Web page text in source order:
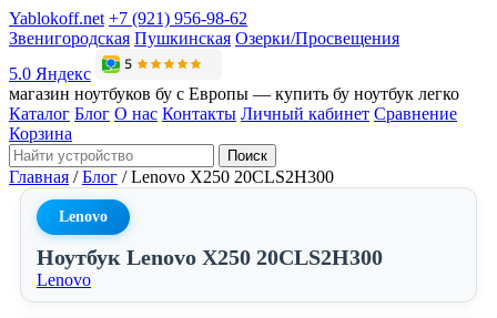
Yablokoff.net +7 (921) 956-98-62
Звенигородская Пушкинская Озерки/Просвещения
5.0 Яндекс
магазин ноутбуков бу с Европы — купить бу ноутбук легко
Каталог Блог О нас Контакты Личный кабинет Сравнение
Корзина
Поиск
Главная / Блог / Lenovo X250 20CLS2H300
Lenovo
Ноутбук Lenovo X250 20CLS2H300
Lenovo